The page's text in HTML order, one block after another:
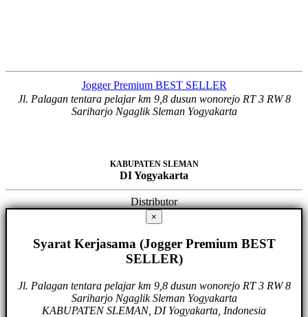
Jogger Premium BEST SELLER
Jl. Palagan tentara pelajar km 9,8 dusun wonorejo RT 3 RW 8
Sariharjo Ngaglik Sleman Yogyakarta
KABUPATEN SLEMAN
DI Yogyakarta
Distributor
×
Syarat Kerjasama (Jogger Premium BEST
SELLER)
Jl. Palagan tentara pelajar km 9,8 dusun wonorejo RT 3 RW 8
Sariharjo Ngaglik Sleman Yogyakarta
KABUPATEN SLEMAN, DI Yogyakarta, Indonesia